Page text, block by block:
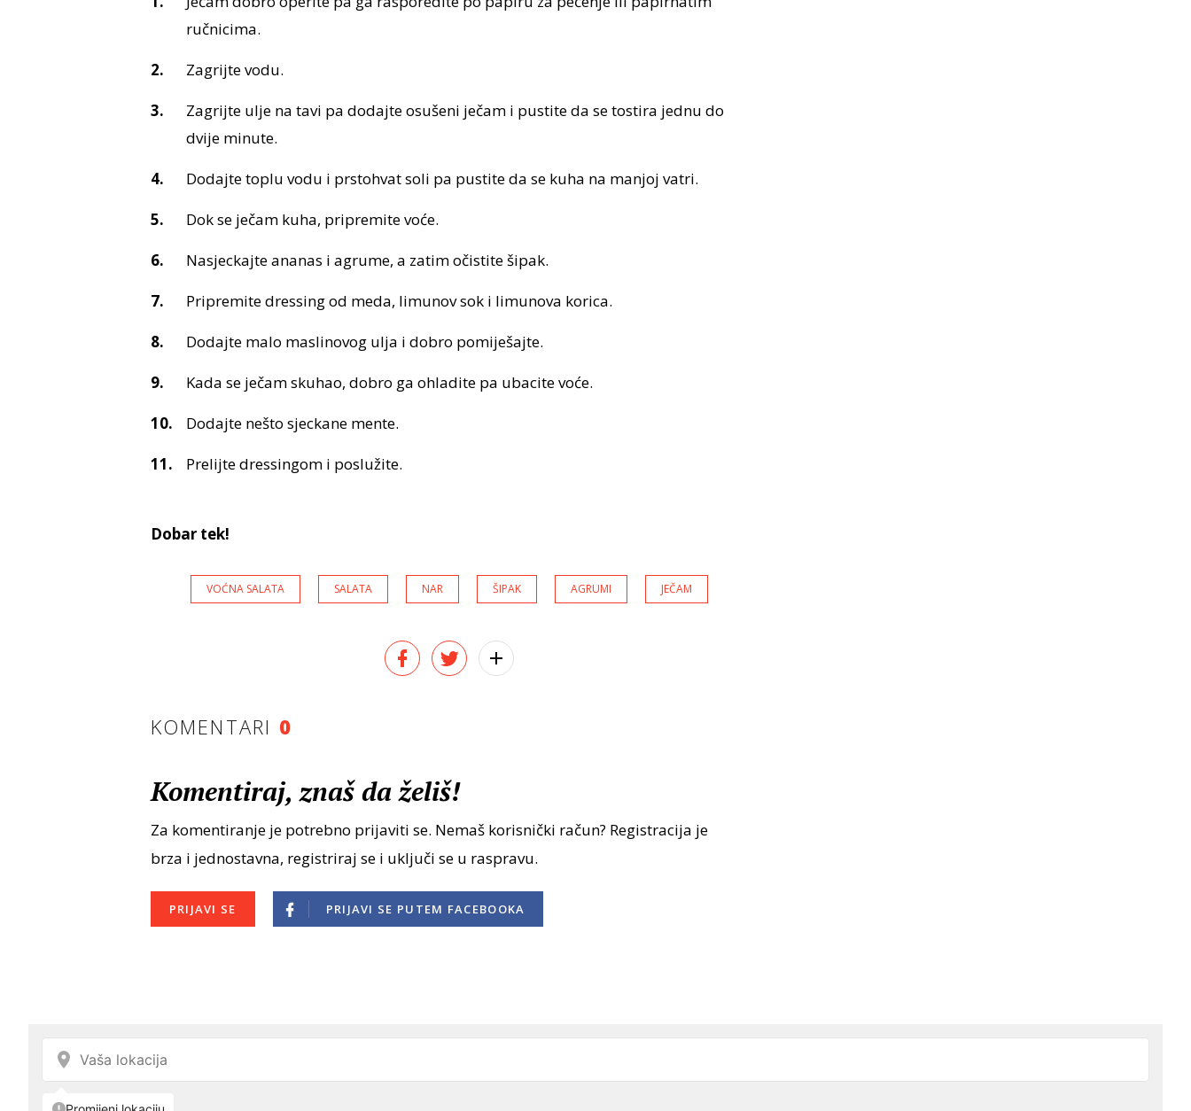
ručnicima.
Zagrijte vodu.
Zagrijte ulje na tavi pa dodajte osušeni ječam i pustite da se tostira jednu do
dvije minute.
Dodajte toplu vodu i prstohvat soli pa pustite da se kuha na manjoj vatri.
Dok se ječam kuha, pripremite voće.
Nasjeckajte ananas i agrume, a zatim očistite šipak.
Pripremite dressing od meda, limunov sok i limunova korica.
Dodajte malo maslinovog ulja i dobro pomiješajte.
Kada se ječam skuhao, dobro ga ohladite pa ubacite voće.
Dodajte nešto sjeckane mente.
Prelijte dressingom i poslužite.
Dobar tek!
VOĆNA SALATA SALATA NAR ŠIPAK AGRUMI JEČAM
KOMENTARI 0
Komentiraj, znaš da želiš!
Za komentiranje je potrebno prijaviti se. Nemaš korisnički račun? Registracija je
brza i jednostavna, registriraj se i uključi se u raspravu.
PRIJAVI SE PRIJAVI SE PUTEM FACEBOOKA